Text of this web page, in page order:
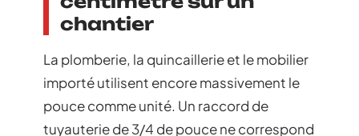
chantier
La plomberie, la quincaillerie et le mobilier
importé utilisent encore massivement le
pouce comme unité. Un raccord de
tuyauterie de 3/4 de pouce ne correspond